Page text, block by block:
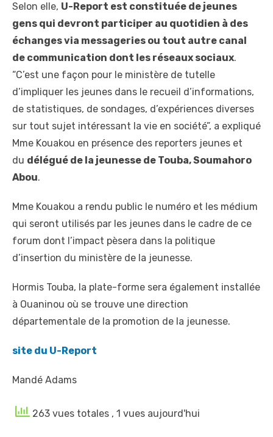
Selon elle, U-Report est constituée de jeunes
gens qui devront participer au quotidien à des
échanges via messageries ou tout autre canal
de communication dont les réseaux sociaux.
“C’est une façon pour le ministère de tutelle
d’impliquer les jeunes dans le recueil d’informations,
de statistiques, de sondages, d’expériences diverses
sur tout sujet intéressant la vie en société”, a expliqué
Mme Kouakou en présence des reporters jeunes et
du délégué de la jeunesse de Touba, Soumahoro
Abou.
Mme Kouakou a rendu public le numéro et les médium
qui seront utilisés par les jeunes dans le cadre de ce
forum dont l’impact pèsera dans la politique
d’insertion du ministère de la jeunesse.
Hormis Touba, la plate-forme sera également installée
à Ouaninou où se trouve une direction
départementale de la promotion de la jeunesse.
site du U-Report
Mandé Adams
263 vues totales , 1 vues aujourd'hui